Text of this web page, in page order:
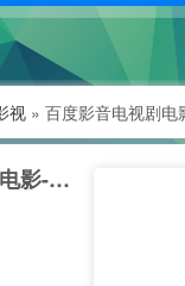
视 »
百度影音电视剧电影-最新电影-最新电视剧免费---一网天下